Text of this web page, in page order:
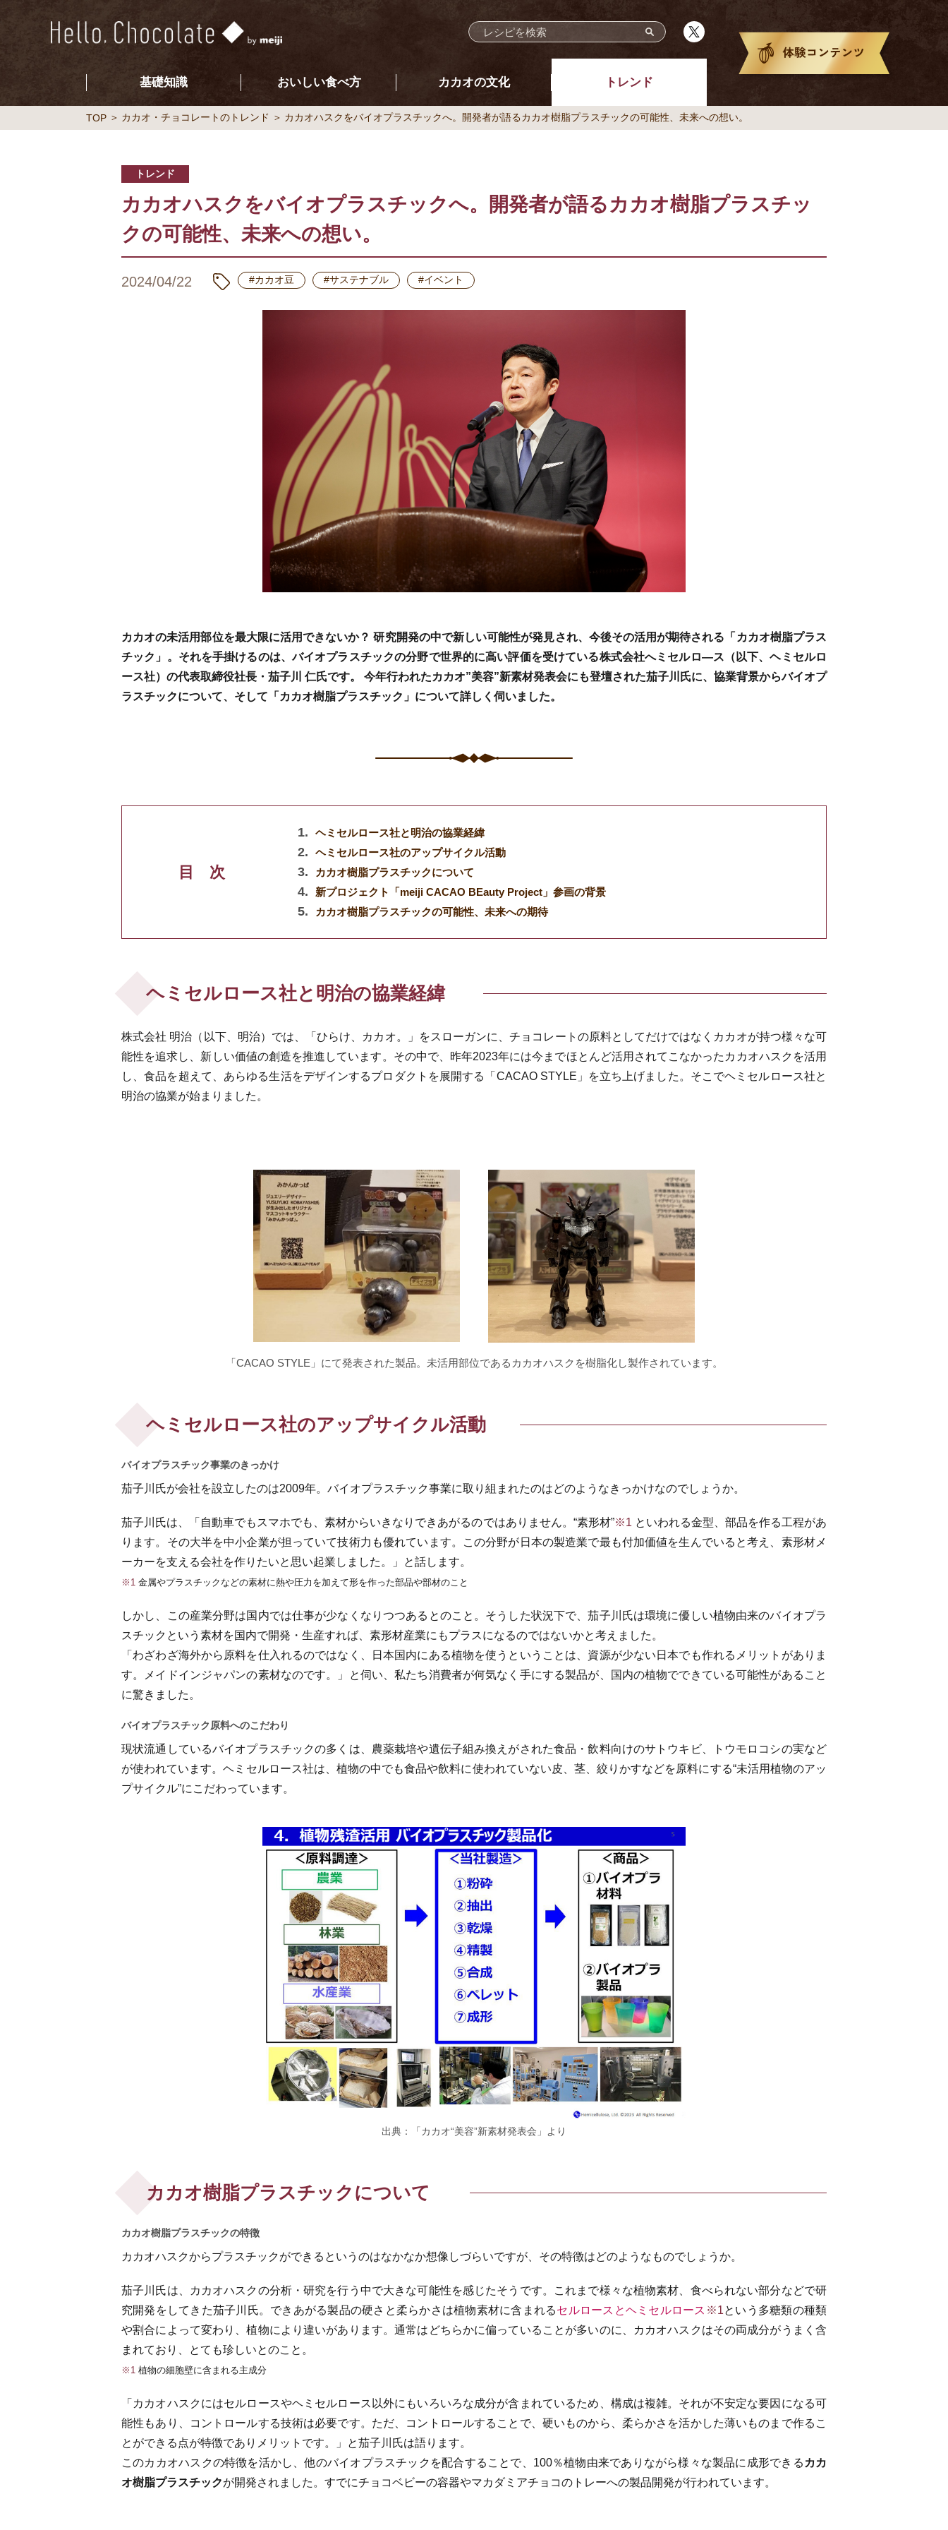
基礎知識 おいしい食べ方 カカオの文化 トレンド
TOP カカオ・チョコレートのトレンド カカオハスクをバイオプラスチックへ。開発者が語るカカオ樹脂プラスチックの可能性、未来への想い。
トレンド
カカオハスクをバイオプラスチックへ。開発者が語るカカオ樹脂プラスチッ
クの可能性、未来への想い。
2024/04/22 #カカオ豆 #サステナブル #イベント
カカオの未活用部位を最大限に活用できないか？ 研究開発の中で新しい可能性が発見され、今後その活用が期待される「カカオ樹脂プラス
チック」。それを手掛けるのは、バイオプラスチックの分野で世界的に高い評価を受けている株式会社へミセルロ―ス（以下、ヘミセルロ
ース社）の代表取締役社長・茄子川 仁氏です。 今年行われたカカオ”美容”新素材発表会にも登壇された茄子川氏に、協業背景からバイオプ
ラスチックについて、そして「カカオ樹脂プラスチック」について詳しく伺いました。
目 次
ヘミセルロース社と明治の協業経緯
ヘミセルロース社のアップサイクル活動
カカオ樹脂プラスチックについて
新プロジェクト「meiji CACAO BEauty Project」参画の背景
カカオ樹脂プラスチックの可能性、未来への期待
ヘミセルロース社と明治の協業経緯
株式会社 明治（以下、明治）では、「ひらけ、カカオ。」をスローガンに、チョコレートの原料としてだけではなくカカオが持つ様々な可
能性を追求し、新しい価値の創造を推進しています。その中で、昨年2023年には今までほとんど活用されてこなかったカカオハスクを活用
し、食品を超えて、あらゆる生活をデザインするプロダクトを展開する「CACAO STYLE」を立ち上げました。そこでヘミセルロース社と
明治の協業が始まりました。
「CACAO STYLE」にて発表された製品。未活用部位であるカカオハスクを樹脂化し製作されています。
ヘミセルロース社のアップサイクル活動
バイオプラスチック事業のきっかけ
茄子川氏が会社を設立したのは2009年。バイオプラスチック事業に取り組まれたのはどのようなきっかけなのでしょうか。
茄子川氏は、「自動車でもスマホでも、素材からいきなりできあがるのではありません。“素形材”※1 といわれる金型、部品を作る工程があ
ります。その大半を中小企業が担っていて技術力も優れています。この分野が日本の製造業で最も付加価値を生んでいると考え、素形材メ
ーカーを支える会社を作りたいと思い起業しました。」と話します。
※1 金属やプラスチックなどの素材に熱や圧力を加えて形を作った部品や部材のこと
しかし、この産業分野は国内では仕事が少なくなりつつあるとのこと。そうした状況下で、茄子川氏は環境に優しい植物由来のバイオプラ
スチックという素材を国内で開発・生産すれば、素形材産業にもプラスになるのではないかと考えました。
「わざわざ海外から原料を仕入れるのではなく、日本国内にある植物を使うということは、資源が少ない日本でも作れるメリットがありま
す。メイドインジャパンの素材なのです。」と伺い、私たち消費者が何気なく手にする製品が、国内の植物でできている可能性があること
に驚きました。
バイオプラスチック原料へのこだわり
現状流通しているバイオプラスチックの多くは、農薬栽培や遺伝子組み換えがされた食品・飲料向けのサトウキビ、トウモロコシの実など
が使われています。ヘミセルロース社は、植物の中でも食品や飲料に使われていない皮、茎、絞りかすなどを原料にする“未活用植物のアッ
プサイクル”にこだわっています。
出典：「カカオ“美容”新素材発表会」より
カカオ樹脂プラスチックについて
カカオ樹脂プラスチックの特徴
カカオハスクからプラスチックができるというのはなかなか想像しづらいですが、その特徴はどのようなものでしょうか。
茄子川氏は、カカオハスクの分析・研究を行う中で大きな可能性を感じたそうです。これまで様々な植物素材、食べられない部分などで研
究開発をしてきた茄子川氏。できあがる製品の硬さと柔らかさは植物素材に含まれるセルロースとヘミセルロース ※1という多糖類の種類
や割合によって変わり、植物により違いがあります。通常はどちらかに偏っていることが多いのに、カカオハスクはその両成分がうまく含
まれており、とても珍しいとのこと。
※1 植物の細胞壁に含まれる主成分
「カカオハスクにはセルロースやヘミセルロース以外にもいろいろな成分が含まれているため、構成は複雑。それが不安定な要因になる可
能性もあり、コントロールする技術は必要です。ただ、コントロールすることで、硬いものから、柔らかさを活かした薄いものまで作るこ
とができる点が特徴でありメリットです。」と茄子川氏は語ります。
このカカオハスクの特徴を活かし、他のバイオプラスチックを配合することで、100％植物由来でありながら様々な製品に成形できる カカ
オ樹脂プラスチックが開発されました。すでにチョコベビーの容器やマカダミアチョコのトレーへの製品開発が行われています。